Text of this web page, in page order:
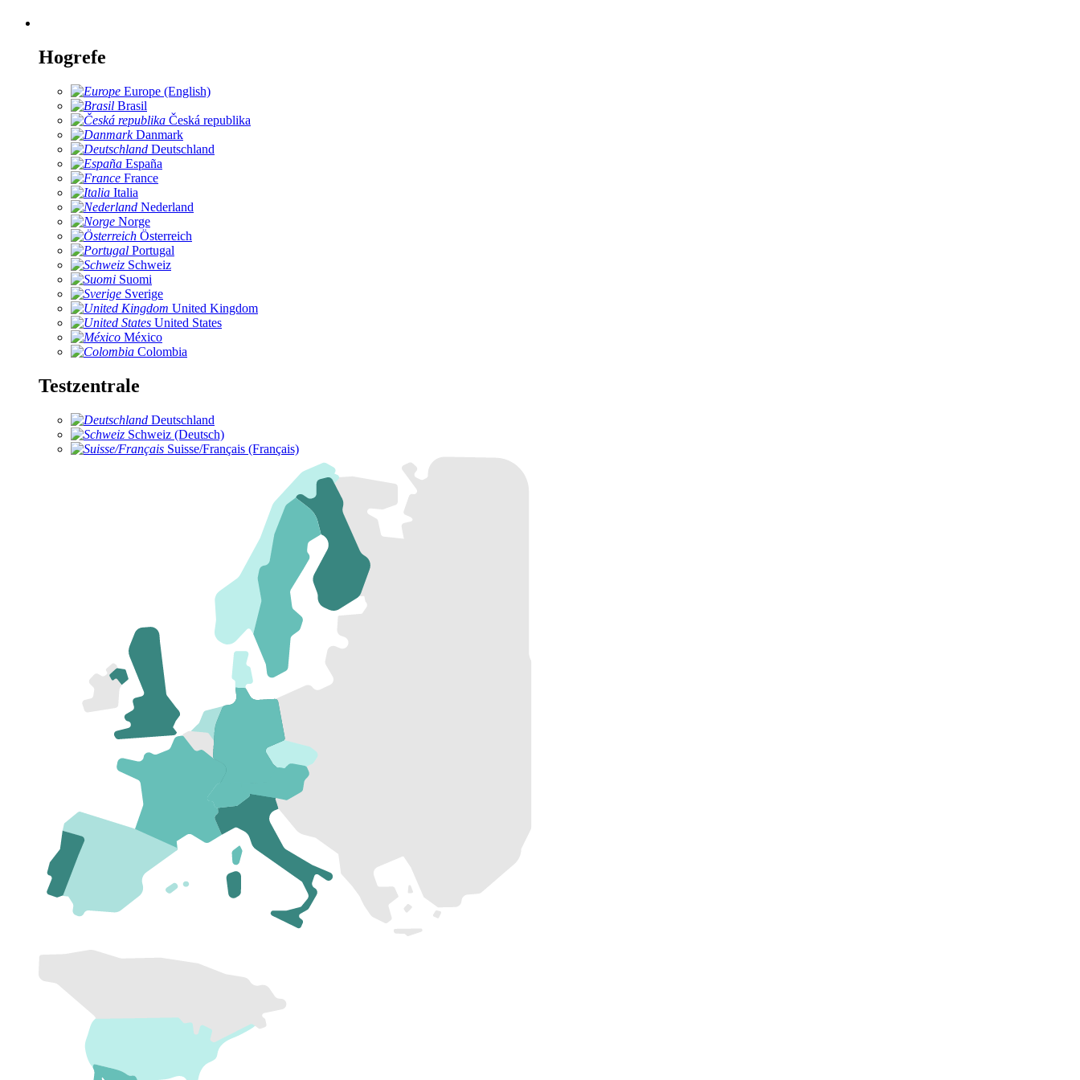
Hogrefe
Europe (English)
Brasil
Česká republika
Danmark
Deutschland
España
France
Italia
Nederland
Norge
Österreich
Portugal
Schweiz
Suomi
Sverige
United Kingdom
United States
México
Colombia
Testzentrale
Deutschland
Schweiz (Deutsch)
Suisse/Français (Français)